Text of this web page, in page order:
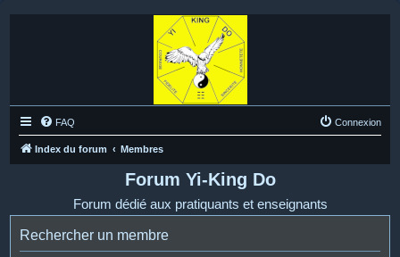
FAQ Connexion
Index du forum Membres
Forum Yi-King Do
Forum dédié aux pratiquants et enseignants
Rechercher un membre